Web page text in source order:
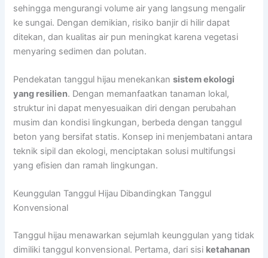
sehingga mengurangi volume air yang langsung mengalir
ke sungai. Dengan demikian, risiko banjir di hilir dapat
ditekan, dan kualitas air pun meningkat karena vegetasi
menyaring sedimen dan polutan.
Pendekatan tanggul hijau menekankansistem ekologi
yang resilien. Dengan memanfaatkan tanaman lokal,
struktur ini dapat menyesuaikan diri dengan perubahan
musim dan kondisi lingkungan, berbeda dengan tanggul
beton yang bersifat statis. Konsep ini menjembatani antara
teknik sipil dan ekologi, menciptakan solusi multifungsi
yang efisien dan ramah lingkungan.
Keunggulan Tanggul Hijau Dibandingkan Tanggul
Konvensional
Tanggul hijau menawarkan sejumlah keunggulan yang tidak
dimiliki tanggul konvensional. Pertama, dari sisi ketahanan